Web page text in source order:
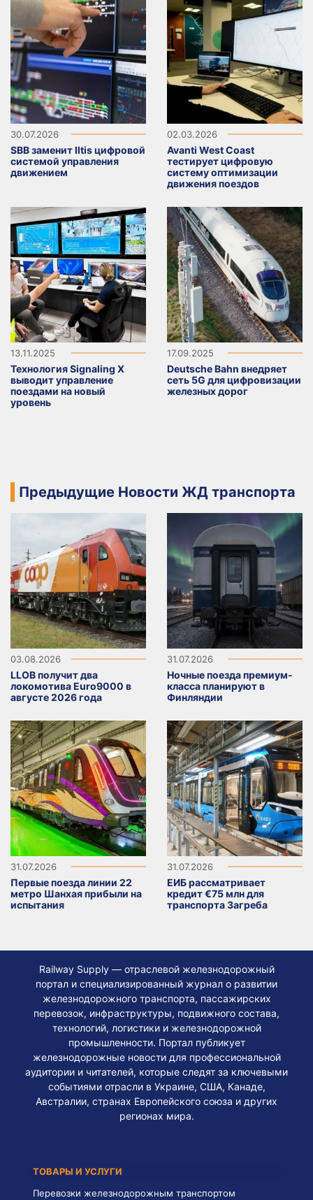
30.07.2026
SBB заменит Iltis цифровой
системой управления
движением
02.03.2026
Avanti West Coast
тестирует цифровую
систему оптимизации
движения поездов
13.11.2025
Технология Signaling X
выводит управление
поездами на новый
уровень
17.09.2025
Deutsche Bahn внедряет
сеть 5G для цифровизации
железных дорог
Предыдущие Новости ЖД транспорта
03.08.2026
LLOB получит два
локомотива Euro9000 в
августе 2026 года
31.07.2026
Ночные поезда премиум-
класса планируют в
Финляндии
31.07.2026
Первые поезда линии 22
метро Шанхая прибыли на
испытания
31.07.2026
ЕИБ рассматривает
кредит €75 млн для
транспорта Загреба
Railway Supply — отраслевой железнодорожный
портал и специализированный журнал о развитии
железнодорожного транспорта, пассажирских
перевозок, инфраструктуры, подвижного состава,
технологий, логистики и железнодорожной
промышленности. Портал публикует
железнодорожные новости для профессиональной
аудитории и читателей, которые следят за ключевыми
событиями отрасли в Украине, США, Канаде,
Австралии, странах Европейского союза и других
регионах мира.
ТОВАРЫ И УСЛУГИ
Перевозки железнодорожным транспортом